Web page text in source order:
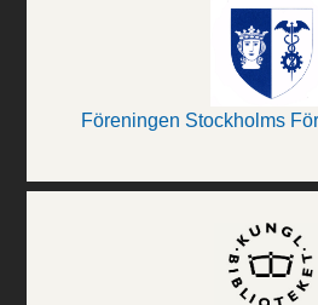
Föreningen Stockholms